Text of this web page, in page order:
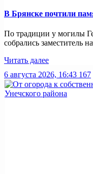
В Брянске почтили
По традиции у могилы
собрались заместитель
Читать далее
6 августа 2026, 16:43 167